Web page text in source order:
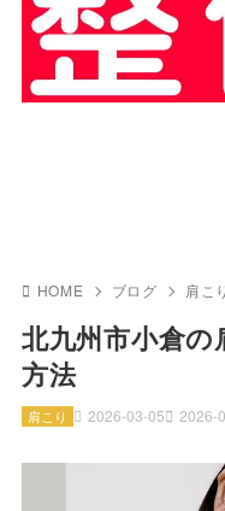
HOME ブログ 肩こり
北九州市小倉
方法
2026-03-05 2026-
肩こり